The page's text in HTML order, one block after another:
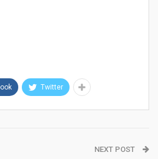
Twitter
NEXT POST